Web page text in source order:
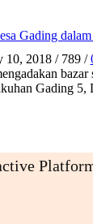
Gading
10, 2018 / 789 /
Gading